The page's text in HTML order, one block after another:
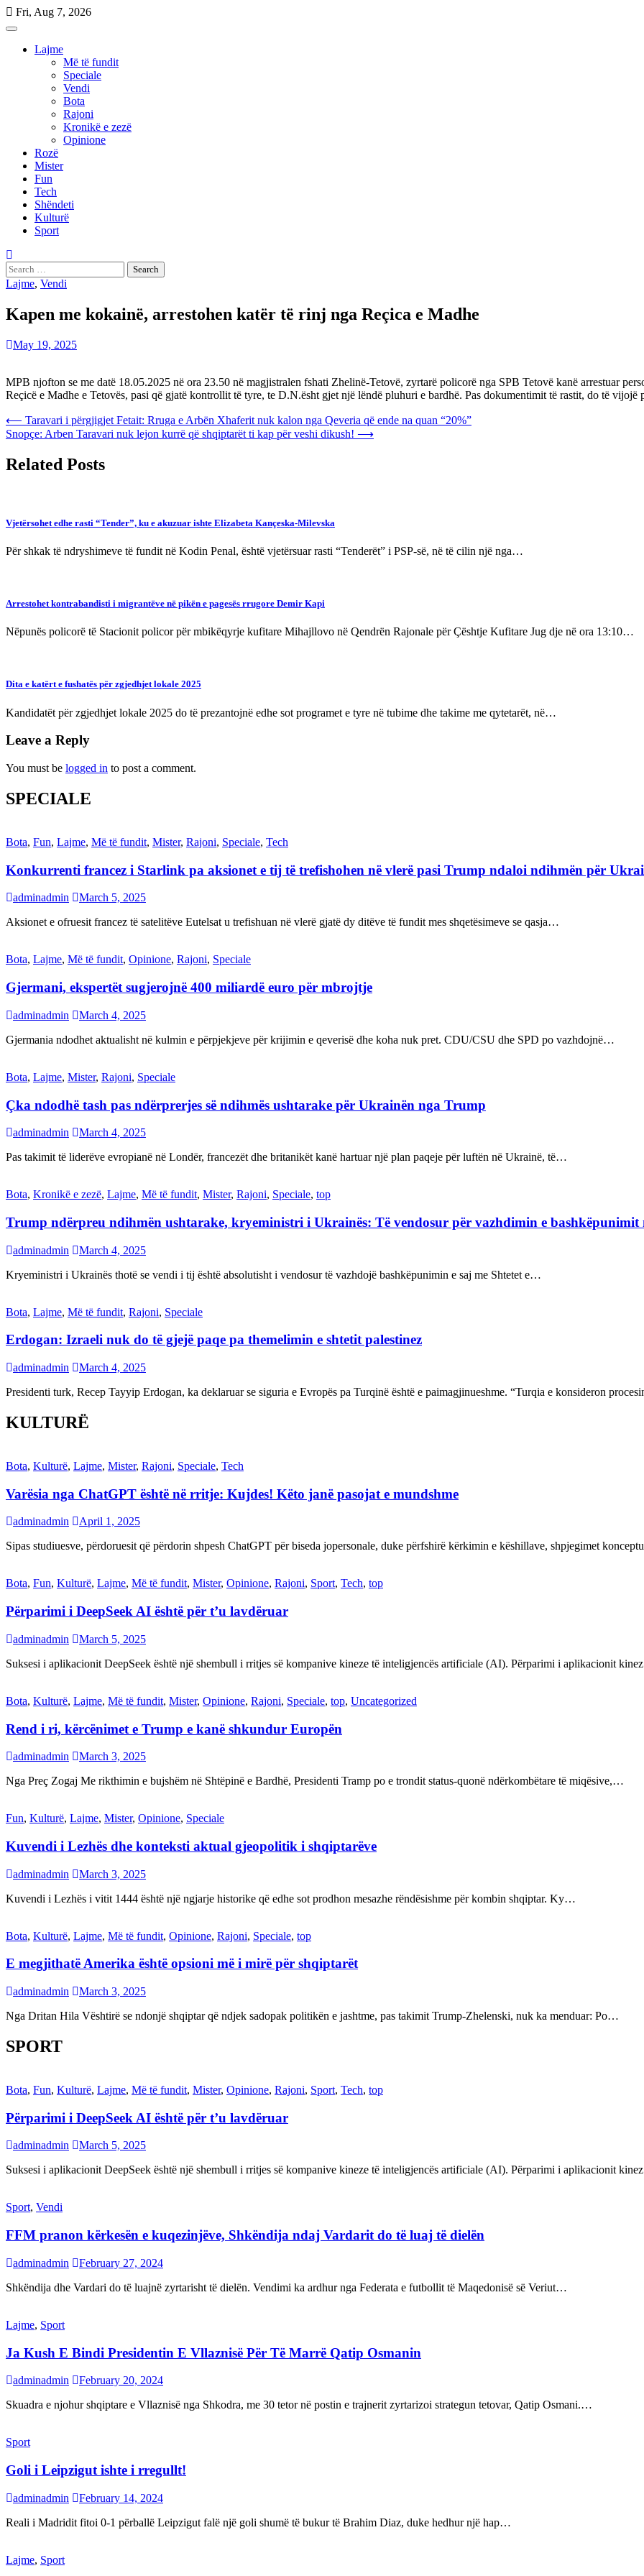
Skip
to
Fri, Aug 7, 2026
Lajme
Më të fundit
Speciale
Vendi
Bota
Rajoni
Kronikë e zezë
Opinione
Rozë
Mister
Fun
Tech
Shëndeti
Kulturë
Sport
Search
for:
Lajme, Vendi
Kapen me kokainë, arrestohen katër të rinj nga Reçica e Madhe
May 19, 2025
MPB njofton se me datë 18.05.2025 në ora 23.50 në magjistralen fshati Zhelinë-Tetovë, zyrtarë policorë nga SPB Tetovë kanë arrestuar
Reçicë e Madhe e Tetovës, pasi që gjatë kontrollit të tyre, te D.N.ësht gjet një lëndë pluhuri e bardhë. Pas dokumentimit të rastit, do të vijojë
Post
navigation
⟵ Taravari i përgjigjet Fetait: Rruga e Arbën Xhaferit nuk kalon nga Qeveria që ende na quan “20%”
Snopçe: Arben Taravari nuk lejon kurrë që shqiptarët ti kap për veshi dikush! ⟶
Related Posts
Vjetërsohet edhe rasti “Tender”, ku e akuzuar ishte Elizabeta Kançeska-Milevska
Për shkak të ndryshimeve të fundit në Kodin Penal, është vjetërsuar rasti “Tenderët” i PSP-së, në të cilin një nga…
Arrestohet kontrabandisti i migrantëve në pikën e pagesës rrugore Demir Kapi
Nëpunës policorë të Stacionit policor për mbikëqyrje kufitare Mihajllovo në Qendrën Rajonale për Çështje Kufitare Jug dje në ora 13:10…
Dita e katërt e fushatës për zgjedhjet lokale 2025
Kandidatët për zgjedhjet lokale 2025 do të prezantojnë edhe sot programet e tyre në tubime dhe takime me qytetarët, në…
Leave a Reply
You must be logged in to post a comment.
SPECIALE
Bota, Fun, Lajme, Më të fundit, Mister, Rajoni, Speciale, Tech
Konkurrenti francez i Starlink pa aksionet e tij të trefishohen në vlerë pasi Trump ndaloi ndihmën për
adminadmin
March 5, 2025
Aksionet e ofruesit francez të satelitëve Eutelsat u trefishuan në vlerë gjatë dy ditëve të fundit mes shqetësimeve se qasja…
Bota, Lajme, Më të fundit, Opinione, Rajoni, Speciale
Gjermani, ekspertët sugjerojnë 400 miliardë euro për mbrojtje
adminadmin
March 4, 2025
Gjermania ndodhet aktualisht në kulmin e përpjekjeve për krijimin e qeverisë dhe koha nuk pret. CDU/CSU dhe SPD po vazhdojnë…
Bota, Lajme, Mister, Rajoni, Speciale
Çka ndodhë tash pas ndërprerjes së ndihmës ushtarake për Ukrainën nga Trump
adminadmin
March 4, 2025
Pas takimit të liderëve evropianë në Londër, francezët dhe britanikët kanë hartuar një plan paqeje për luftën në Ukrainë, të…
Bota, Kronikë e zezë, Lajme, Më të fundit, Mister, Rajoni, Speciale, top
Trump ndërpreu ndihmën ushtarake, kryeministri i Ukrainës: Të vendosur për vazhdimin e bashkëpunimit
adminadmin
March 4, 2025
Kryeministri i Ukrainës thotë se vendi i tij është absolutisht i vendosur të vazhdojë bashkëpunimin e saj me Shtetet e…
Bota, Lajme, Më të fundit, Rajoni, Speciale
Erdogan: Izraeli nuk do të gjejë paqe pa themelimin e shtetit palestinez
adminadmin
March 4, 2025
Presidenti turk, Recep Tayyip Erdogan, ka deklaruar se siguria e Evropës pa Turqinë është e paimagjinueshme. “Turqia e konsideron
KULTURË
Bota, Kulturë, Lajme, Mister, Rajoni, Speciale, Tech
Varësia nga ChatGPT është në rritje: Kujdes! Këto janë pasojat e mundshme
adminadmin
April 1, 2025
Sipas studiuesve, përdoruesit që përdorin shpesh ChatGPT për biseda jopersonale, duke përfshirë kërkimin e këshillave, shpjegimet
Bota, Fun, Kulturë, Lajme, Më të fundit, Mister, Opinione, Rajoni, Sport, Tech, top
Përparimi i DeepSeek AI është për t’u lavdëruar
adminadmin
March 5, 2025
Suksesi i aplikacionit DeepSeek është një shembull i rritjes së kompanive kineze të inteligjencës artificiale (AI). Përparimi i aplikacionit
Bota, Kulturë, Lajme, Më të fundit, Mister, Opinione, Rajoni, Speciale, top, Uncategorized
Rend i ri, kërcënimet e Trump e kanë shkundur Europën
adminadmin
March 3, 2025
Nga Preç Zogaj Me rikthimin e bujshëm në Shtëpinë e Bardhë, Presidenti Tramp po e trondit status-quonë ndërkombëtare të miqësive,…
Fun, Kulturë, Lajme, Mister, Opinione, Speciale
Kuvendi i Lezhës dhe konteksti aktual gjeopolitik i shqiptarëve
adminadmin
March 3, 2025
Kuvendi i Lezhës i vitit 1444 është një ngjarje historike që edhe sot prodhon mesazhe rëndësishme për kombin shqiptar. Ky…
Bota, Kulturë, Lajme, Më të fundit, Opinione, Rajoni, Speciale, top
E megjithatë Amerika është opsioni më i mirë për shqiptarët
adminadmin
March 3, 2025
Nga Dritan Hila Vështirë se ndonjë shqiptar që ndjek sadopak politikën e jashtme, pas takimit Trump-Zhelenski, nuk ka menduar: Po…
SPORT
Bota, Fun, Kulturë, Lajme, Më të fundit, Mister, Opinione, Rajoni, Sport, Tech, top
Përparimi i DeepSeek AI është për t’u lavdëruar
adminadmin
March 5, 2025
Suksesi i aplikacionit DeepSeek është një shembull i rritjes së kompanive kineze të inteligjencës artificiale (AI). Përparimi i aplikacionit
Sport, Vendi
FFM pranon kërkesën e kuqezinjëve, Shkëndija ndaj Vardarit do të luaj të dielën
adminadmin
February 27, 2024
Shkëndija dhe Vardari do të luajnë zyrtarisht të dielën. Vendimi ka ardhur nga Federata e futbollit të Maqedonisë së Veriut…
Lajme, Sport
Ja Kush E Bindi Presidentin E Vllaznisë Për Të Marrë Qatip Osmanin
adminadmin
February 20, 2024
Skuadra e njohur shqiptare e Vllaznisë nga Shkodra, me 30 tetor në postin e trajnerit zyrtarizoi strategun tetovar, Qatip Osmani.…
Sport
Goli i Leipzigut ishte i rregullt!
adminadmin
February 14, 2024
Reali i Madridit fitoi 0-1 përballë Leipzigut falë një goli shumë të bukur të Brahim Diaz, duke hedhur një hap…
Lajme, Sport